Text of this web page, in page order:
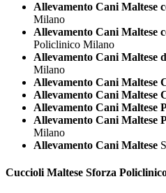
Allevamento Cani Maltese
Milano
Allevamento Cani Maltese
Policlinico Milano
Allevamento Cani Maltese
Milano
Allevamento Cani Maltese
Allevamento Cani Maltese
Allevamento Cani Maltese
Allevamento Cani Maltese
Milano
Allevamento Cani Maltese
Cuccioli Maltese Sforza